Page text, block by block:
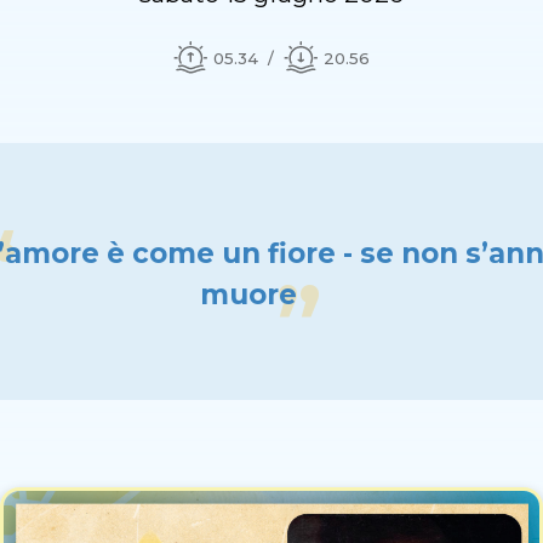
05.34 20.56
è come un fiore - se non
muore